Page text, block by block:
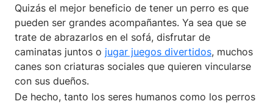
Quizás el mejor beneficio de tener un perro es que
pueden ser grandes acompañantes. Ya sea que se
trate de abrazarlos en el sofá, disfrutar de
caminatas juntos o jugar juegos divertidos, muchos
canes son criaturas sociales que quieren vincularse
con sus dueños.
De hecho, tanto los seres humanos como los perros